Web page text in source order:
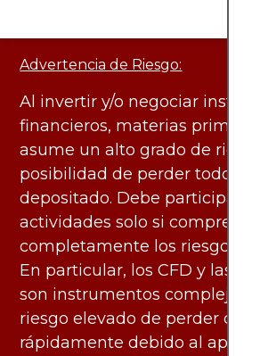
Advertencia de Riesgo:
Al invertir y/o negociar
financieros, materias primas y
asume un alto grado de
posibilidad de perder todo el
depositado. Debe participar
actividades solo si comprende
completamente los riesgos
En particular, los CFD y las
son instrumentos complejos y
riesgo elevado de perder
rápidamente debido al